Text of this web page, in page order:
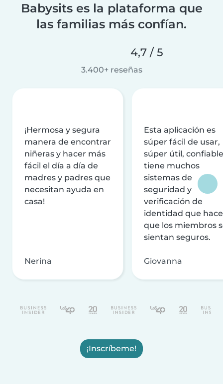
Babysits es la plataforma que
las familias más confían.
4,7 / 5
3.400+ reseñas
¡Hermosa y segura
manera de encontrar
niñeras y hacer más
fácil el día a día de
madres y padres que
necesitan ayuda en
casa!
Nerina
Esta aplicación es
súper fácil de usar,
súper útil,
tiene muchos
sistemas de
seguridad y
verificación de
identidad que
que los miembros
sientan seguros.
Giovanna
¡Inscríbeme!